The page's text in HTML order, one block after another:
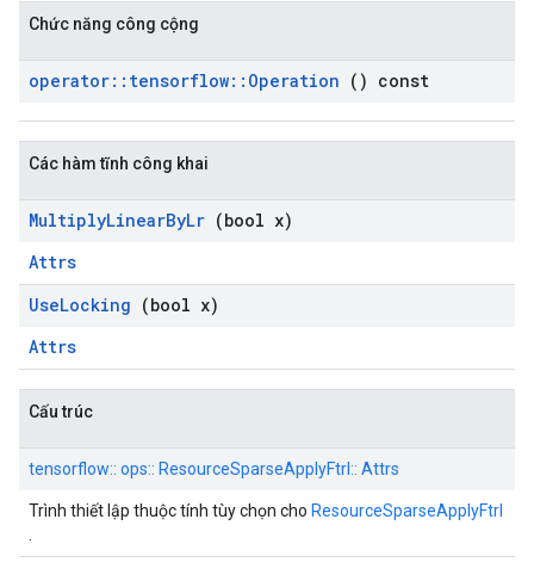
Chức năng công cộng
operator:: tensorflow:: Operation () const
Các hàm tĩnh công khai
MultiplyLinearByLr (bool x)
Attrs
UseLocking (bool x)
Attrs
Cấu trúc
tensorflow:: ops:: ResourceSparseApplyFtrl:: Attrs
Trình thiết lập thuộc tính tùy chọn cho ResourceSparseApplyFtrl